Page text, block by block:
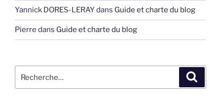
Yannick DORES-LERAYdans Guide et charte du blog
Pierre dans Guide et charte du blog
pour